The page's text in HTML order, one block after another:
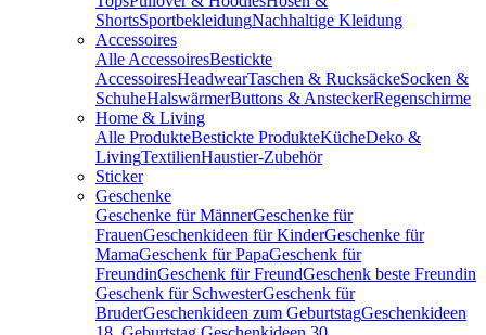
ShortsSportbekleidungNachhaltige Kleidung
Accessoires
Alle AccessoiresBestickte
AccessoiresHeadwearTaschen & RucksäckeSocken &
SchuheHalswärmerButtons & AnsteckerRegenschirme
Home & Living
Alle ProdukteBestickte ProdukteKücheDeko &
LivingTextilienHaustier-Zubehör
Sticker
Geschenke
Geschenke für MännerGeschenke für
FrauenGeschenkideen für KinderGeschenke für
MamaGeschenk für PapaGeschenk für
FreundinGeschenk für FreundGeschenk beste Freundin
Geschenk für SchwesterGeschenk für
BruderGeschenkideen zum GeburtstagGeschenkideen